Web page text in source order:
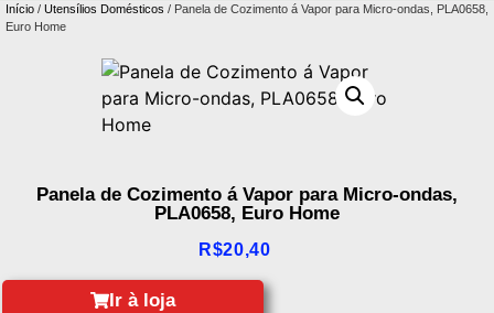
Início / Utensílios Domésticos / Panela de Cozimento á Vapor para Micro-ondas, PLA0658,
Euro Home
Panela de Cozimento á Vapor para Micro-ondas,
PLA0658, Euro Home
R$20,40
Ir à loja